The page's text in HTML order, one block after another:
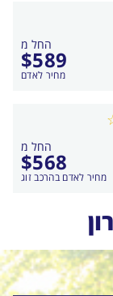
החל מ
$589
מחיר לאדם
החל מ
$568
מחיר לאדם בהרכב זוג